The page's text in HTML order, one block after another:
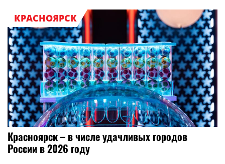
КРАСНОЯРСК
Красноярск – в числе удачливых городов
России в 2026 году